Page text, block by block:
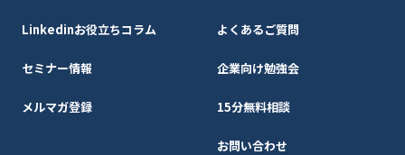
Linkedinお役立ちコラム よくあるご質問
セミナー情報 企業向け勉強会
メルマガ登録 15分無料相談
お問い合わせ